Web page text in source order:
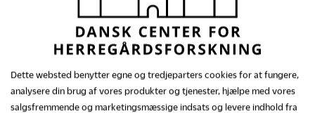
Forskningsprojektet danner baggrund for
udgivelsenHerregård og Herskab(Udgivet af
Museum Tusculanum og Gammel Estrup
Danmarks Herregårdsmuseum, 2017)
Projektudfører:
Signe Boeskov
Dette websted benytter egne og tredjeparters cookies for at fungere,
analysere din brug af vores produkter og tjenester, hjælpe med vores
salgsfremmende og marketingsmæssige indsats og levere indhold fra